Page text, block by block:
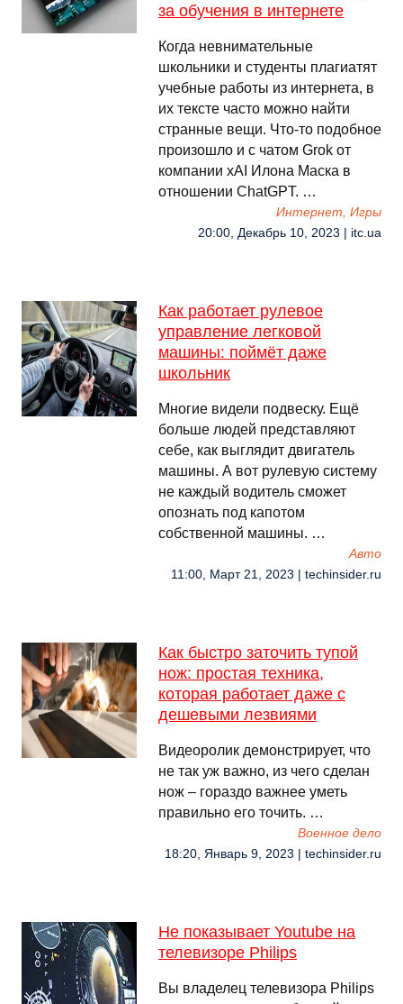
за обучения в интернете
Когда невнимательные
школьники и студенты плагиатят
учебные работы из интернета, в
их тексте часто можно найти
странные вещи. Что-то подобное
произошло и с чатом Grok от
компании xAI Илона Маска в
отношении ChatGPT. …
Интернет, Игры
20:00, Декабрь 10, 2023 | itc.ua
Как работает рулевое
управление легковой
машины: поймёт даже
школьник
Многие видели подвеску. Ещё
больше людей представляют
себе, как выглядит двигатель
машины. А вот рулевую систему
не каждый водитель сможет
опознать под капотом
собственной машины. …
Авто
11:00, Март 21, 2023 | techinsider.ru
Как быстро заточить тупой
нож: простая техника,
которая работает даже с
дешевыми лезвиями
Видеоролик демонстрирует, что
не так уж важно, из чего сделан
нож – гораздо важнее уметь
правильно его точить. …
Военное дело
18:20, Январь 9, 2023 | techinsider.ru
Не показывает Youtube на
телевизоре Philips
Вы владелец телевизора Philips